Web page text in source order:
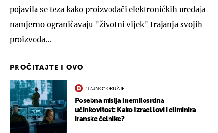
pojavila se teza kako proizvođači elektroničkih uređaja
namjerno ograničavaju "životni vijek" trajanja svojih
proizvoda...
PROČITAJTE I OVO
"TAJNO" ORUŽJE
Posebna misija i nemilosrdna
učinkovitost: Kako Izrael lovi i eliminira
iranske čelnike?